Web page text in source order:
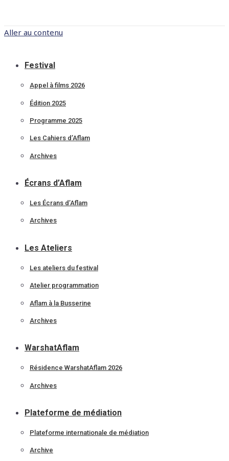
Aller au contenu
Festival
Appel à films 2026
Édition 2025
Programme 2025
Les Cahiers d’Aflam
Archives
Écrans d’Aflam
Les Écrans d’Aflam
Archives
Les Ateliers
Les ateliers du festival
Atelier programmation
Aflam à la Busserine
Archives
WarshatAflam
Résidence WarshatAflam 2026
Archives
Plateforme de médiation
Plateforme internationale de médiation
Archive